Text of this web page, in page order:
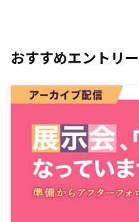
おすすめエントリー